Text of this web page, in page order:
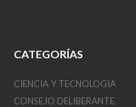
CATEGORÍAS
CIENCIA Y TECNOLOGIA
CONSEJO DELIBERANTE